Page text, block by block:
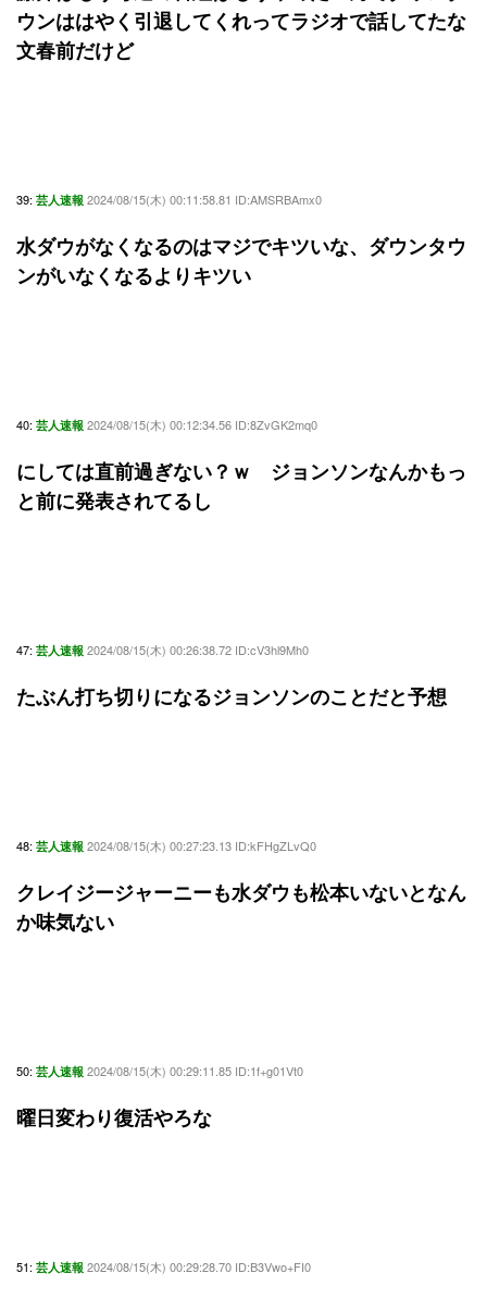
ウンははやく引退してくれってラジオで話してたな
文春前だけど
39: 芸人速報 2024/08/15(木) 00:11:58.81 ID:AMSRBAmx0
水ダウがなくなるのはマジでキツいな、ダウンタウ
ンがいなくなるよりキツい
40: 芸人速報 2024/08/15(木) 00:12:34.56 ID:8ZvGK2mq0
にしては直前過ぎない？ｗ ジョンソンなんかもっ
と前に発表されてるし
47: 芸人速報 2024/08/15(木) 00:26:38.72 ID:cV3hl9Mh0
たぶん打ち切りになるジョンソンのことだと予想
48: 芸人速報 2024/08/15(木) 00:27:23.13 ID:kFHgZLvQ0
クレイジージャーニーも水ダウも松本いないとなん
か味気ない
50: 芸人速報 2024/08/15(木) 00:29:11.85 ID:1f+g01Vt0
曜日変わり復活やろな
51: 芸人速報 2024/08/15(木) 00:29:28.70 ID:B3Vwo+FI0